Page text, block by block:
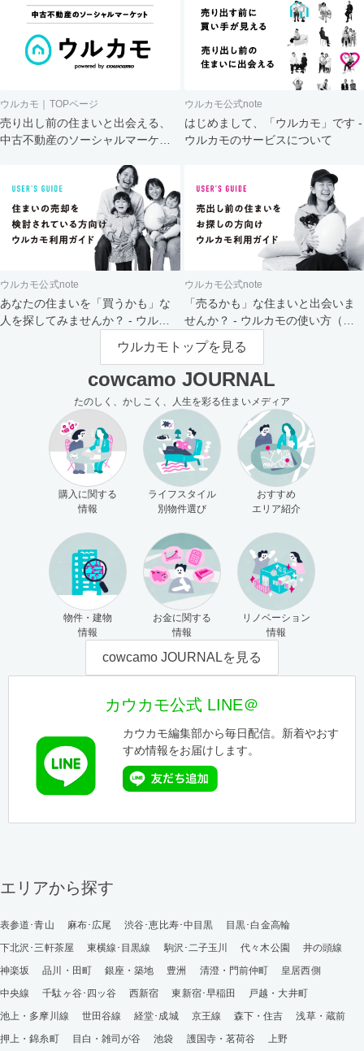
ウルカモ｜TOPページ
売り出し前の住まいと出会える、
中古不動産のソーシャルマーケッ
ウルカモ公式note
はじめまして、「ウルカモ」です -
ウルカモのサービスについて
ウルカモ公式note
あなたの住まいを「買うかも」な
人を探してみませんか？ - ウルカ
ウルカモ公式note
「売るかも」な住まいと出会いま
せんか？ - ウルカモの使い方（買
主さま向け）
ウルカモトップを見る
cowcamo JOURNAL
たのしく、かしこく、人生を彩る住まいメディア
購入に関する
情報
ライフスタイル
別物件選び
おすすめ
エリア紹介
物件・建物
情報
お金に関する
情報
リノベーション
情報
cowcamo JOURNALを見る
カウカモ公式 LINE＠
カウカモ編集部から毎日配信。新着やおす
すめ情報をお届けします。
エリアから探す
表参道･青山 麻布･広尾 渋谷･恵比寿･中目黒
目黒･白金高輪
下北沢･三軒茶屋
東横線･目黒線 駒沢･二子玉川 代々木公園
井の頭線
神楽坂
品川・田町 銀座・築地 豊洲 清澄・門前仲町
皇居西側
中央線
千駄ヶ谷･四ッ谷 西新宿 東新宿･早稲田
戸越・大井町
池上・多摩川線
世田谷線 経堂･成城 京王線 森下・住吉
浅草・蔵前
押上・錦糸町
目白・雑司が谷 池袋 護国寺・茗荷谷
上野